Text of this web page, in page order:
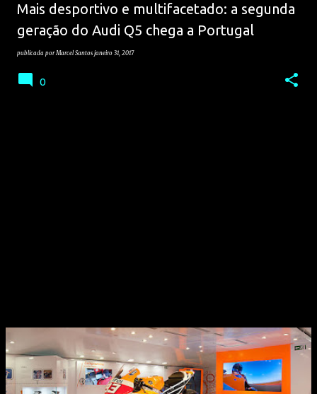
Mais desportivo e multifacetado: a segunda
geração do Audi Q5 chega a Portugal
publicada porMarcel Santos janeiro 31, 2017
0